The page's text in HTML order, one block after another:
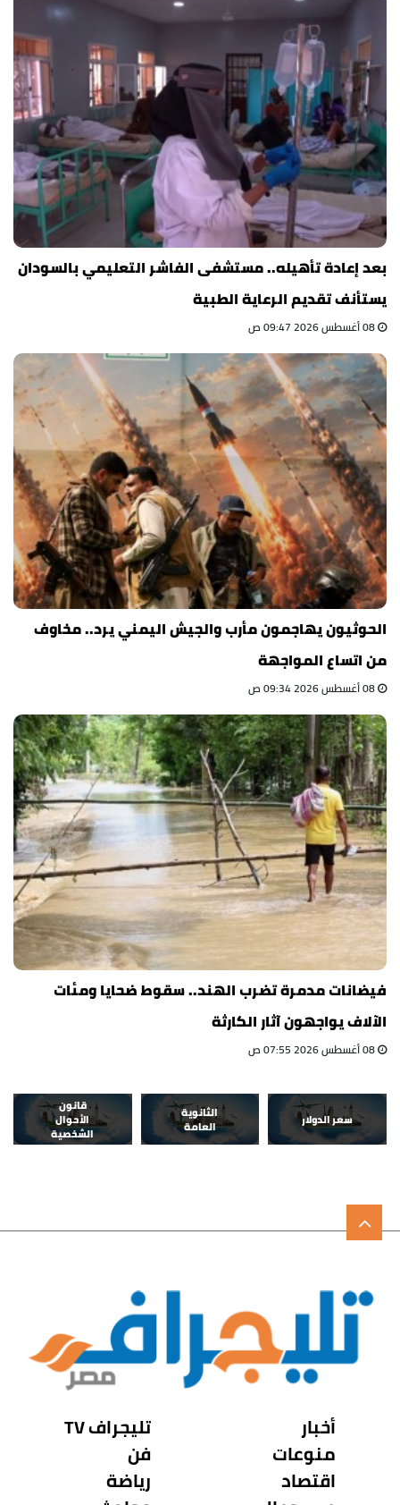
بعد إعادة تأهيله.. مستشفى الفاشر التعليمي بالسودان
يستأنف تقديم الرعاية الطبية
الحوثيون يهاجمون مأرب والجيش اليمني يرد.. مخاوف
من اتساع المواجهة
فيضانات مدمرة تضرب الهند.. سقوط ضحايا ومئات
الآلاف يواجهون آثار الكارثة
سعر الدولار
الثانوية
العامة
قانون
الأحوال
الشخصية
أخبار
منوعات
اقتصاد
تليجراف TV
فن
رياضة